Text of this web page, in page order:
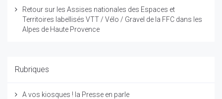
Retour sur les Assises nationales des Espaces et
Territoires labellisés VTT / Vélo / Gravel de la FFC dans les
Alpes de Haute Provence
Rubriques
A vos kiosques ! la Presse en parle